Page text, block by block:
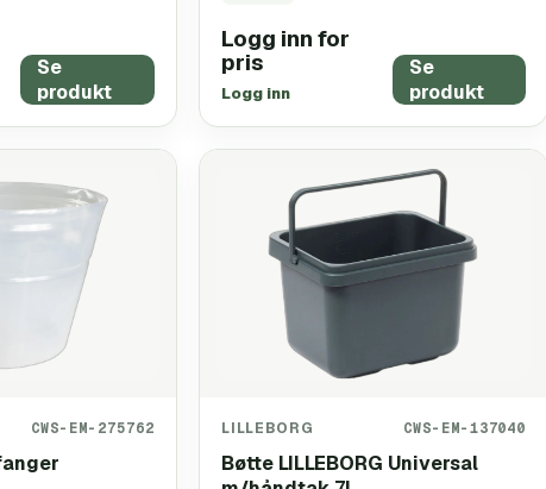
Se
produkt
Logg inn for
pris
Logg inn
Se
produkt
CWS-EM-275762 LILLEBORG CWS-EM-137040
Bøtte LILLEBORG Universal